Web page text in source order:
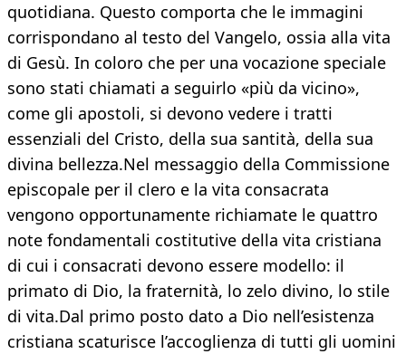
quotidiana. Questo comporta che le immagini
corrispondano al testo del Vangelo, ossia alla vita
di Gesù. In coloro che per una vocazione speciale
sono stati chiamati a seguirlo «più da vicino»,
come gli apostoli, si devono vedere i tratti
essenziali del Cristo, della sua santità, della sua
divina bellezza.Nel messaggio della Commissione
episcopale per il clero e la vita consacrata
vengono opportunamente richiamate le quattro
note fondamentali costitutive della vita cristiana
di cui i consacrati devono essere modello: il
primato di Dio, la fraternità, lo zelo divino, lo stile
di vita.Dal primo posto dato a Dio nell’esistenza
cristiana scaturisce l’accoglienza di tutti gli uomini